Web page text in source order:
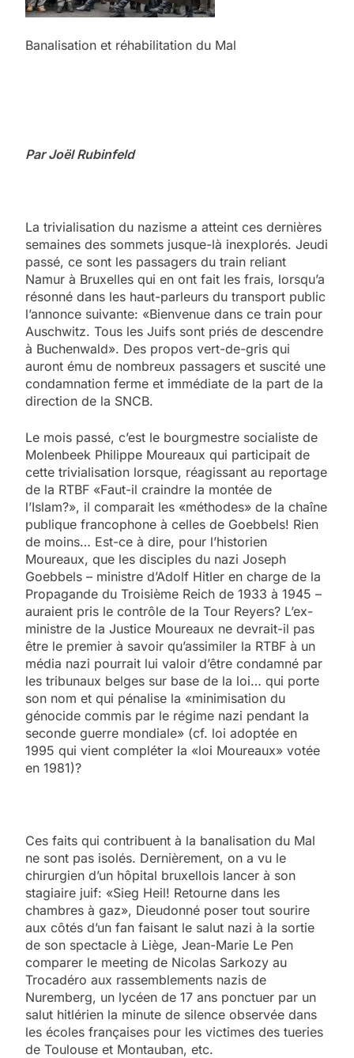
Banalisation et réhabilitation du Mal
Par Joël Rubinfeld
La trivialisation du nazisme a atteint ces dernières
semaines des sommets jusque-là inexplorés. Jeudi
passé, ce sont les passagers du train reliant
Namur à Bruxelles qui en ont fait les frais, lorsqu’a
résonné dans les haut-parleurs du transport public
l’annonce suivante: «Bienvenue dans ce train pour
Auschwitz. Tous les Juifs sont priés de descendre
à Buchenwald». Des propos vert-de-gris qui
auront ému de nombreux passagers et suscité une
condamnation ferme et immédiate de la part de la
direction de la SNCB.
Le mois passé, c’est le bourgmestre socialiste de
Molenbeek Philippe Moureaux qui participait de
cette trivialisation lorsque, réagissant au reportage
de la RTBF «Faut-il craindre la montée de
l’Islam?», il comparait les «méthodes» de la chaîne
publique francophone à celles de Goebbels! Rien
de moins… Est-ce à dire, pour l’historien
Moureaux, que les disciples du nazi Joseph
Goebbels – ministre d’Adolf Hitler en charge de la
Propagande du Troisième Reich de 1933 à 1945 –
auraient pris le contrôle de la Tour Reyers? L’ex-
ministre de la Justice Moureaux ne devrait-il pas
être le premier à savoir qu’assimiler la RTBF à un
média nazi pourrait lui valoir d’être condamné par
les tribunaux belges sur base de la loi… qui porte
son nom et qui pénalise la «minimisation du
génocide commis par le régime nazi pendant la
seconde guerre mondiale» (cf. loi adoptée en
1995 qui vient compléter la «loi Moureaux» votée
en 1981)?
Ces faits qui contribuent à la banalisation du Mal
ne sont pas isolés. Dernièrement, on a vu le
chirurgien d’un hôpital bruxellois lancer à son
stagiaire juif: «Sieg Heil! Retourne dans les
chambres à gaz», Dieudonné poser tout sourire
aux côtés d’un fan faisant le salut nazi à la sortie
de son spectacle à Liège, Jean-Marie Le Pen
comparer le meeting de Nicolas Sarkozy au
Trocadéro aux rassemblements nazis de
Nuremberg, un lycéen de 17 ans ponctuer par un
salut hitlérien la minute de silence observée dans
les écoles françaises pour les victimes des tueries
de Toulouse et Montauban, etc.